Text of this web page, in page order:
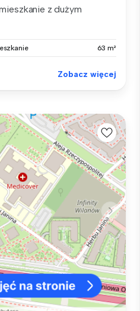
z dużym
63 m²
Zobacz więcej